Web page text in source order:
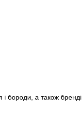
і бороди, а також